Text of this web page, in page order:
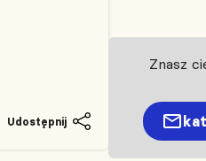
Udostępnij
Znasz